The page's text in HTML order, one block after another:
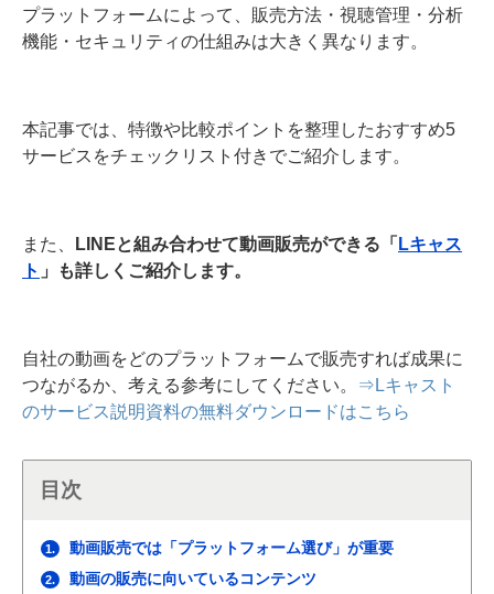
プラットフォームによって、販売方法・視聴管理・分析
機能・セキュリティの仕組みは大きく異なります。
本記事では、特徴や比較ポイントを整理したおすすめ5
サービスをチェックリスト付きでご紹介します。
また、 LINEと組み合わせて動画販売ができる「
Lキャス
ト 」も詳しくご紹介します。
自社の動画をどのプラットフォームで販売すれば成果に
つながるか、考える参考にしてください。
⇒Lキャスト
のサービス説明資料の無料ダウンロードはこちら
目次
1. 動画販売では「プラットフォーム選び」が重要
2. 動画の販売に向いているコンテンツ